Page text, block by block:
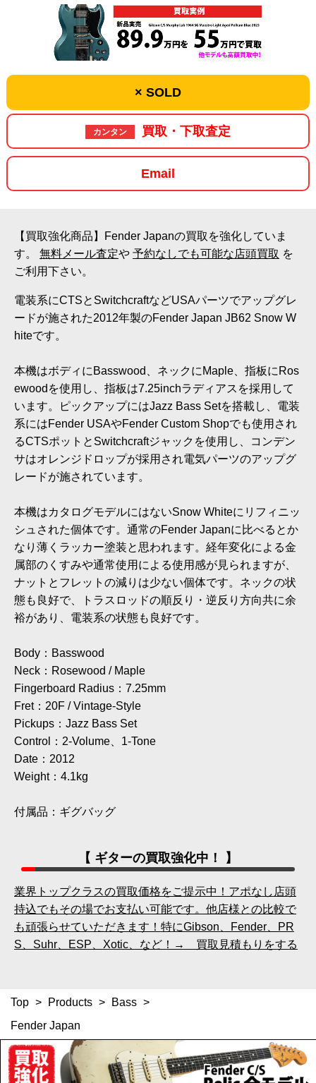
× SOLD
カンタン 買取・下取査定
Email
【買取強化商品】Fender Japanの買取を強化していま
す。 無料メール査定や 予約なしでも可能な店頭買取 を
ご利用下さい。
電装系にCTSとSwitchcraftなどUSAパーツでアップグレ
ードが施された2012年製のFender Japan JB62 Snow W
hiteです。
本機はボディにBasswood、ネックにMaple、指板にRos
ewoodを使用し、指板は7.25inchラディアスを採用して
います。ピックアップにはJazz Bass Setを搭載し、電装
系にはFender USAやFender Custom Shopでも使用され
るCTSポットとSwitchcraftジャックを使用し、コンデン
サはオレンジドロップが採用され電気パーツのアップグ
レードが施されています。
本機はカタログモデルにはないSnow Whiteにリフィニッ
シュされた個体です。通常のFender Japanに比べるとか
なり薄くラッカー塗装と思われます。経年変化による金
属部のくすみや通常使用による使用感が見られますが、
ナットとフレットの減りは少ない個体です。ネックの状
態も良好で、トラスロッドの順反り・逆反り方向共に余
裕があり、電装系の状態も良好です。
Body：Basswood
Neck：Rosewood / Maple
Fingerboard Radius：7.25mm
Fret：20F / Vintage-Style
Pickups：Jazz Bass Set
Control：2-Volume、1-Tone
Date：2012
Weight：4.1kg
付属品：ギグバッグ
【 ギターの買取強化中！ 】
業界トップクラスの買取価格をご提示中！アポなし店頭
持込でもその場でお支払い可能です。他店様との比較で
も頑張らせていただきます！特にGibson、Fender、PR
S、Suhr、ESP、Xotic、など！→ 買取見積もりをする
Top > Products > Bass >
Fender Japan